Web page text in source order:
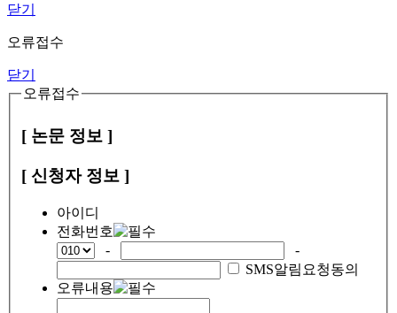
닫기
오류접수
닫기
오류접수
[ 논문 정보 ]
[ 신청자 정보 ]
아이디
전화번호
-
-
SMS알림요청동의
오류내용